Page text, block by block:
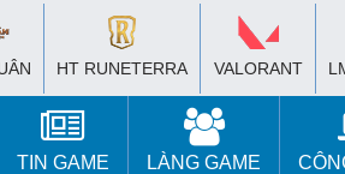
HT RUNETERRA VALORANT
TIN GAME LÀNG GAME